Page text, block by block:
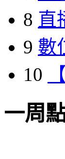
8 直
9 數
10
一周